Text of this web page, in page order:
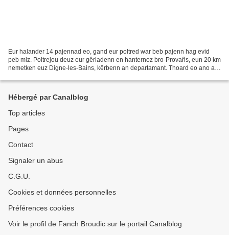
Eur halander 14 pajennad eo, gand eur poltred war beb pajenn hag evid
peb miz. Poltrejou deuz eur gêriadenn en hanternoz bro-Provañs, eun 20 km
nemetken euz Digne-les-Bains, kêrbenn an departamant. Thoard eo ano ar
Hébergé par Canalblog
Top articles
Pages
Contact
Signaler un abus
C.G.U.
Cookies et données personnelles
Préférences cookies
Voir le profil de Fanch Broudic sur le portail Canalblog